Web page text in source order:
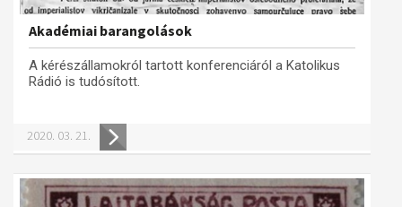
Akadémiai barangolások
A kérészállamokról tartott konferenciáról a Katolikus
Rádió is tudósított.
2020. 03. 21.